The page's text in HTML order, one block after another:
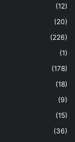
(12)
(20)
(226)
(1)
(178)
(18)
(9)
(15)
(36)